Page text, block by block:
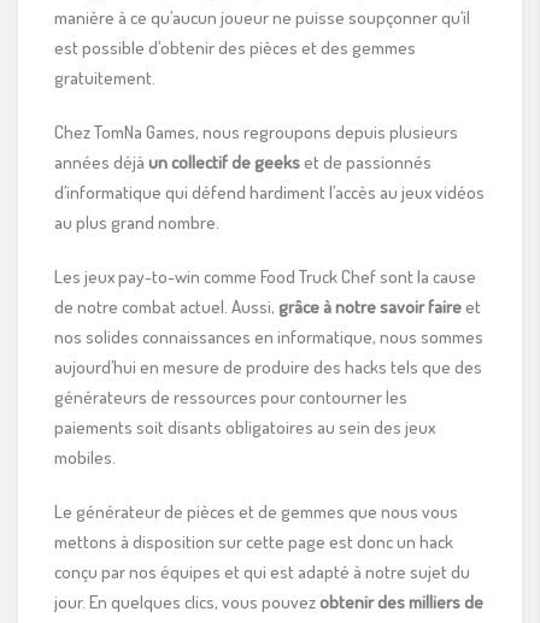
manière à ce qu’aucun joueur ne puisse soupçonner qu’il
est possible d’obtenir des pièces et des gemmes
gratuitement.
Chez TomNa Games, nous regroupons depuis plusieurs
années déjà un collectif de geekset de passionnés
d’informatique qui défend hardiment l’accès au jeux vidéos
au plus grand nombre.
Les jeux pay-to-win comme Food Truck Chef sont la cause
de notre combat actuel. Aussi, grâce à notre savoir faireet
nos solides connaissances en informatique, nous sommes
aujourd’hui en mesure de produire des hacks tels que des
générateurs de ressources pour contourner les
paiements soit disants obligatoires au sein des jeux
mobiles.
Le générateur de pièces et de gemmes que nous vous
mettons à disposition sur cette page est donc un hack
conçu par nos équipes et qui est adapté à notre sujet du
jour. En quelques clics, vous pouvezobtenir des milliers de